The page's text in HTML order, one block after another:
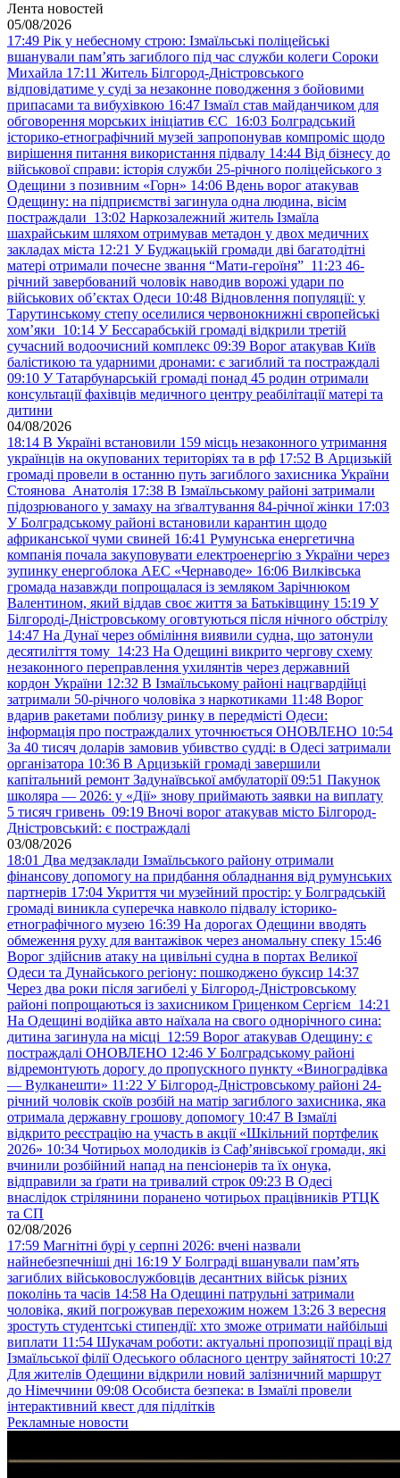
Лента новостей
05/08/2026
17:49 Рік у небесному строю: Ізмаїльські поліцейські
вшанували пам’ять загиблого під час служби колеги Сороки
Михайла 17:11 Житель Білгород-Дністровського
відповідатиме у суді за незаконне поводження з бойовими
припасами та вибухівкою 16:47 Ізмаїл став майданчиком для
обговорення морських ініціатив ЄС 16:03 Болградський
історико-етнографічний музей запропонував компроміс щодо
вирішення питання використання підвалу 14:44 Від бізнесу до
військової справи: історія служби 25-річного поліцейського з
Одещини з позивним «Горн» 14:06 Вдень ворог атакував
Одещину: на підприємстві загинула одна людина, вісім
постраждали 13:02 Наркозалежний житель Ізмаїла
шахрайським шляхом отримував метадон у двох медичних
закладах міста 12:21 У Буджацькій громади дві багатодітні
матері отримали почесне звання “Мати-героїня” 11:23 46-
річний завербований чоловік наводив ворожі удари по
військових обʼєктах Одеси 10:48 Відновлення популяції: у
Тарутинському степу оселилися червонокнижні європейські
хом’яки 10:14 У Бессарабській громаді відкрили третій
сучасний водоочисний комплекс 09:39 Ворог атакував Київ
балістикою та ударними дронами: є загиблий та постраждалі
09:10 У Татарбунарській громаді понад 45 родин отримали
консультації фахівців медичного центру реабілітації матері та
дитини
04/08/2026
18:14 В Україні встановили 159 місць незаконного утримання
українців на окупованих територіях та в рф 17:52 В Арцизькій
громаді провели в останню путь загиблого захисника України
Стоянова Анатолія 17:38 В Ізмаїльському районі затримали
підозрюваного у замаху на зґвалтування 84-річної жінки 17:03
У Болградському районі встановили карантин щодо
африканської чуми свиней 16:41 Румунська енергетична
компанія почала закуповувати електроенергію з України через
зупинку енергоблока АЕС «Чернаводе» 16:06 Вилківська
громада назавжди попрощалася із земляком Зарічнюком
Валентином, який віддав своє життя за Батьківщину 15:19 У
Білгороді-Дністровському оговтуються після нічного обстрілу
14:47 На Дунаї через обміління виявили судна, що затонули
десятиліття тому 14:23 На Одещині викрито чергову схему
незаконного переправлення ухилянтів через державний
кордон України 12:32 В Ізмаїльському районі нацгвардійці
затримали 50-річного чоловіка з наркотиками 11:48 Ворог
вдарив ракетами поблизу ринку в передмісті Одеси:
інформація про постраждалих уточнюється ОНОВЛЕНО 10:54
За 40 тисяч доларів замовив убивство судді: в Одесі затримали
організатора 10:36 В Арцизькій громаді завершили
капітальний ремонт Задунаївської амбулаторії 09:51 Пакунок
школяра — 2026: у «Дії» знову приймають заявки на виплату
5 тисяч гривень 09:19 Вночі ворог атакував місто Білгород-
Дністровський: є постраждалі
03/08/2026
18:01 Два медзаклади Ізмаїльського району отримали
фінансову допомогу на придбання обладнання від румунських
партнерів 17:04 Укриття чи музейний простір: у Болградській
громаді виникла суперечка навколо підвалу історико-
етнографічного музею 16:39 На дорогах Одещини вводять
обмеження руху для вантажівок через аномальну спеку 15:46
Ворог здійснив атаку на цивільні судна в портах Великої
Одеси та Дунайського регіону: пошкоджено буксир 14:37
Через два роки після загибелі у Білгород-Дністровському
районі попрощаються із захисником Гриценком Сергієм 14:21
На Одещині водійка авто наїхала на свого однорічного сина:
дитина загинула на місці 12:59 Ворог атакував Одещину: є
постраждалі ОНОВЛЕНО 12:46 У Болградському районі
відремонтують дорогу до пропускного пункту «Виноградівка
— Вулканешти» 11:22 У Білгород-Дністровському районі 24-
річний чоловік скоїв розбій на матір загиблого захисника, яка
отримала державну грошову допомогу 10:47 В Ізмаїлі
відкрито реєстрацію на участь в акції «Шкільний портфелик
2026» 10:34 Чотирьох молодиків із Саф’янівської громади, які
вчинили розбійний напад на пенсіонерів та їх онука,
відправили за ґрати на тривалий строк 09:23 В Одесі
внаслідок стрілянини поранено чотирьох працівників РТЦК
та СП
02/08/2026
17:59 Магнітні бурі у серпні 2026: вчені назвали
найнебезпечніші дні 16:19 У Болграді вшанували пам’ять
загиблих військовослужбовців десантних військ різних
поколінь та часів 14:58 На Одещині патрульні затримали
чоловіка, який погрожував перехожим ножем 13:26 З вересня
зростуть студентські стипендії: хто зможе отримати найбільші
виплати 11:54 Шукачам роботи: актуальні пропозиції праці від
Ізмаїльської філії Одеського обласного центру зайнятості 10:27
Для жителів Одещини відкрили новий залізничний маршрут
до Німеччини 09:08 Особиста безпека: в Ізмаїлі провели
інтерактивний квест для підлітків
Рекламные новости